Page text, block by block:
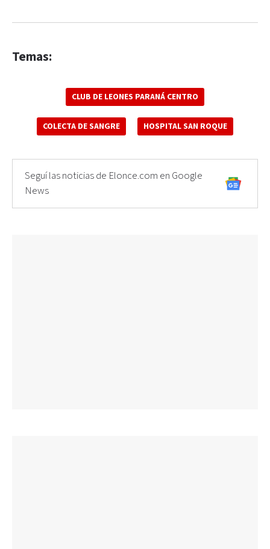
Temas:
CLUB DE LEONES PARANÁ CENTRO
COLECTA DE SANGRE HOSPITAL SAN ROQUE
Seguí las noticias de Elonce.com en Google
News